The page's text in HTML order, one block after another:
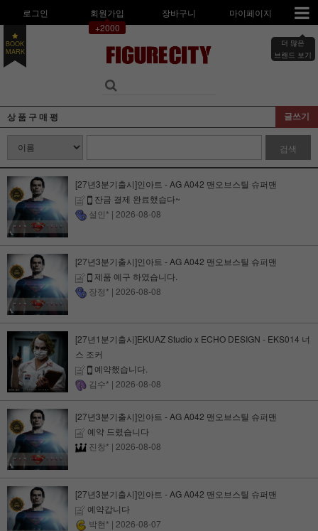
로그인
회원가입
+2000
장바구니 마이페이지
더 많은
브랜드 보기
BOOK
MARK
상 품 구 매 평 글쓰기
검색
[27년3분기출시]인아트 - AG A042 맨오브스틸 슈퍼맨
잔금 결제 완료했습다~
설인* | 2026-08-08
[27년3분기출시]인아트 - AG A042 맨오브스틸 슈퍼맨
제품 예구 하였습니다.
장정* | 2026-08-08
[27년1분기출시]EKUAZ Studio x ECHO DESIGN - EKS014 너
스 조커
예약했습니다.
김수* | 2026-08-08
[27년3분기출시]인아트 - AG A042 맨오브스틸 슈퍼맨
예약 드렸습니다
진창* | 2026-08-08
[27년3분기출시]인아트 - AG A042 맨오브스틸 슈퍼맨
예약갑니다
박현* | 2026-08-07